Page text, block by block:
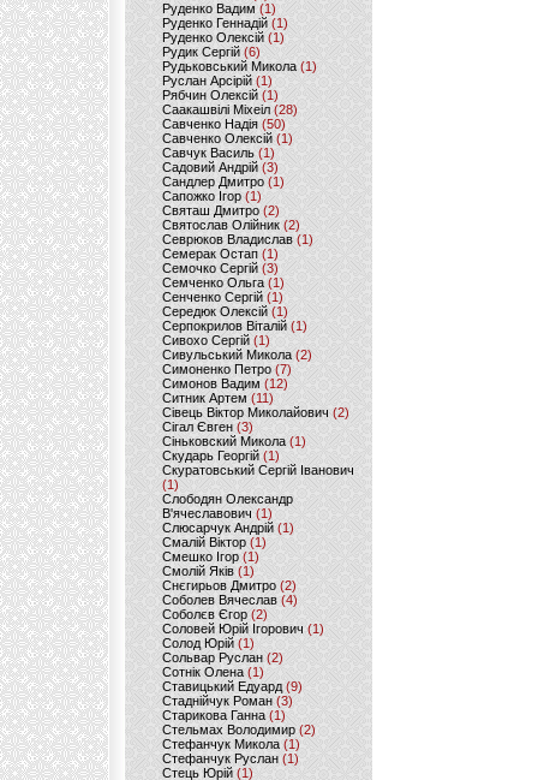
Руденко Вадим (1)
Руденко Геннадій (1)
Руденко Олексій(1)
Рудик Сергій(6)
Рудьковський Микола (1)
Руслан Арсірій(1)
Рябчин Олексій (1)
Саакашвілі Міхеіл(28)
Савченко Надія (50)
Савченко Олексій(1)
Савчук Василь (1)
Садовий Андрій (3)
Сандлер Дмитро(1)
Сапожко Ігор(1)
Святаш Дмитро (2)
Святослав Олійник (2)
Севрюков Владислав (1)
Семерак Остап (1)
Семочко Сергій (3)
Семченко Ольга (1)
Сенченко Сергій(1)
Середюк Олексій(1)
Серпокрилов Віталій(1)
Сивохо Сергій(1)
Сивульський Микола(2)
Симоненко Петро(7)
Симонов Вадим (12)
Ситник Артем(11)
Сівець Віктор Миколайович(2)
Сігал Євген (3)
Сіньковский Микола(1)
Скударь Георгій (1)
Скуратовський Сергій Іванович
(1)
Слободян Олександр
В'ячеславович(1)
Слюсарчук Андрій(1)
Смалій Віктор (1)
Смешко Ігор (1)
Смолій Яків (1)
Снєгирьов Дмитро (2)
Соболев Вячеслав (4)
Соболєв Єгор(2)
Соловей Юрій Ігорович (1)
Солод Юрій (1)
Сольвар Руслан (2)
Сотнік Олена(1)
Ставицький Едуард (9)
Стаднійчук Роман(3)
Старикова Ганна (1)
Стельмах Володимир(2)
Стефанчук Микола (1)
Стефанчук Руслан (1)
Стець Юрій (1)